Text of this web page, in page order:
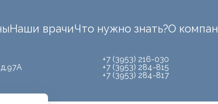
Наши врачиЧто нужно знать?О
+7 (3953) 216-030
+7 (3953) 284-815
+7 (3953) 284-817